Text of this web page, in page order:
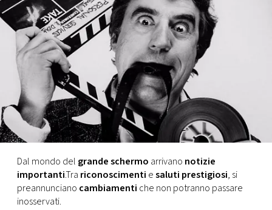
EVENTI
VIDEO
TV
PRINCIPATO
DI
RMC
CONSIGLIA
Dal mondo del grande schermo arrivano notizie
importanti.Tra riconoscimenti esaluti prestigiosi, si
preannunciano cambiamenti che non potranno passare
inosservati.